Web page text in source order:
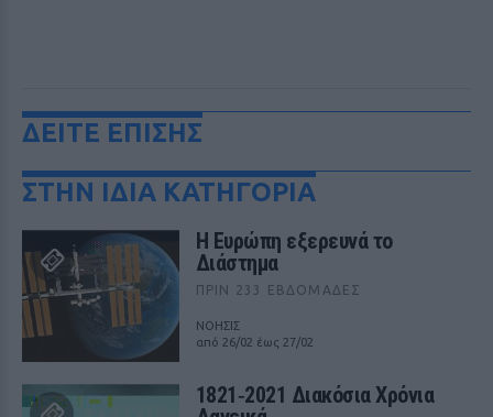
ΔΕΙΤΕ ΕΠΙΣΗΣ
ΣΤΗΝ ΙΔΙΑ ΚΑΤΗΓΟΡΙΑ
Η Ευρώπη εξερευνά το
Διάστημα
ΠΡΙΝ 233 ΕΒΔΟΜΆΔΕΣ
ΝΟΗΣΙΣ
από 26/02 έως 27/02
1821‑2021 Διακόσια Χρόνια